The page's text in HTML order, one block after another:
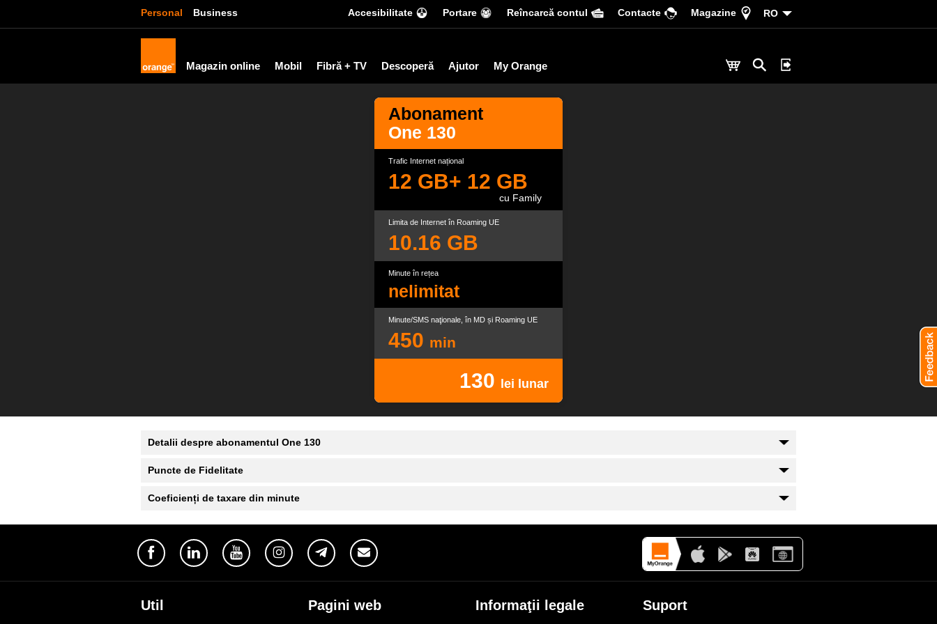
Personal Business Accesibilitate Portare Reîncarcă contul Сontacte Magazine RO
Magazin online Mobil Fibră + TV Descoperă Ajutor My Orange
Abonament
One 130
Trafic Internet național
12 GB+ 12 GB
cu Family
Limita de Internet în Roaming UE
10.16 GB
Minute în rețea
nelimitat
Minute/SMS naţionale, în MD și Roaming UE
450 min
130 lei lunar
Detalii despre abonamentul One 130
Puncte de Fidelitate
Coeficienți de taxare din minute
Util Pagini web Informaţii legale Suport